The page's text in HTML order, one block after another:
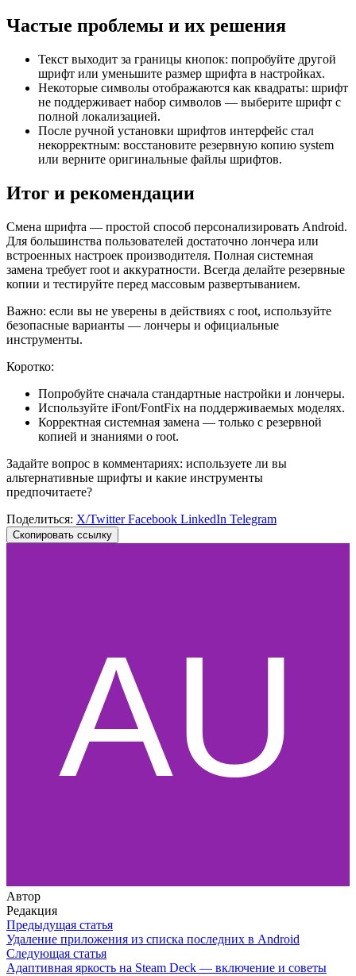
Частые проблемы и их решения
Текст выходит за границы кнопок: попробуйте другой
шрифт или уменьшите размер шрифта в настройках.
Некоторые символы отображаются как квадраты: шрифт
не поддерживает набор символов — выберите шрифт с
полной локализацией.
После ручной установки шрифтов интерфейс стал
некорректным: восстановите резервную копию system
или верните оригинальные файлы шрифтов.
Итог и рекомендации
Смена шрифта — простой способ персонализировать Android.
Для большинства пользователей достаточно лончера или
встроенных настроек производителя. Полная системная
замена требует root и аккуратности. Всегда делайте резервные
копии и тестируйте перед массовым развертыванием.
Важно: если вы не уверены в действиях с root, используйте
безопасные варианты — лончеры и официальные
инструменты.
Коротко:
Попробуйте сначала стандартные настройки и лончеры.
Используйте iFont/FontFix на поддерживаемых моделях.
Корректная системная замена — только с резервной
копией и знаниями о root.
Задайте вопрос в комментариях: используете ли вы
альтернативные шрифты и какие инструменты
предпочитаете?
Поделиться: X/TwitterFacebook LinkedIn Telegram
Скопировать ссылку
Автор
Редакция
Предыдущая статья
Удаление приложения из списка последних в Android
Следующая статья
Адаптивная яркость на Steam Deck — включение и советы